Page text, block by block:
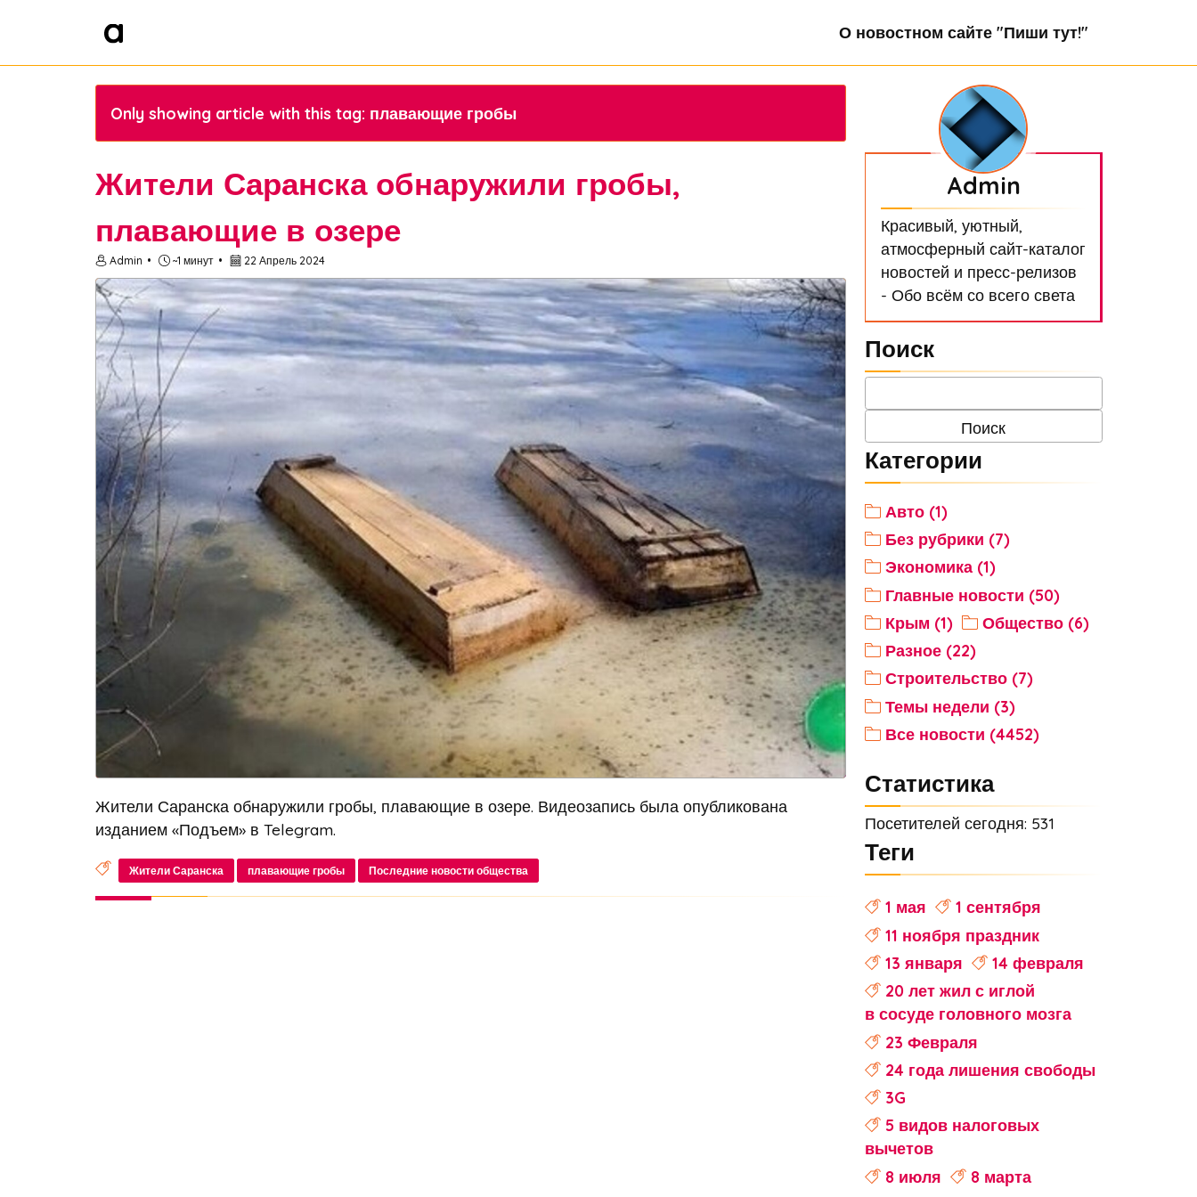
О новостном сайте "Пиши тут!"
Only showing article with this tag: плавающие гробы
Жители Саранска обнаружили гробы,
плавающие в озере
Admin ~1 минут 22 Апрель 2024
Жители Саранска обнаружили гробы, плавающие в озере. Видеозапись была опубликована
изданием «Подъем» в Telegram.
Жители Саранска плавающие гробы Последние новости общества
Admin
Красивый, уютный,
атмосферный сайт-каталог
новостей и пресс-релизов
- Обо всём со всего света
Поиск
Категории
Авто (1)
Без рубрики (7)
Экономика (1)
Главные новости (50)
Крым (1)
Общество (6)
Разное (22)
Строительство (7)
Темы недели (3)
Все новости (4452)
Статистика
Посетителей сегодня: 531
Теги
1 мая
1 сентября
11 ноября праздник
13 января
14 февраля
20 лет жил с иглой
в сосуде головного мозга
23 Февраля
24 года лишения свободы
3G
5 видов налоговых
вычетов
8 июля
8 марта